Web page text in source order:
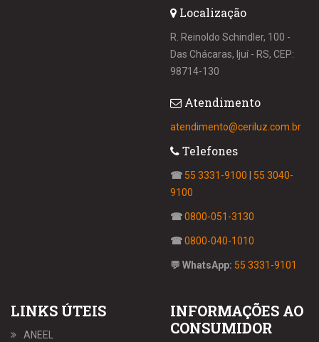
Localização
R. Reinoldo Schindler, 100 -
Das Chácaras, Ijuí - RS, CEP:
98714-130
Atendimento
atendimento@ceriluz.com.br
Telefones
☎ 55 3331-9100
55 3040-
9100
☎0800-051-3130
☎0800-040-1010
💬 WhatsApp: 55 3331-9101
LINKS ÚTEIS
ANEEL
INFORMAÇÕES AO
CONSUMIDOR